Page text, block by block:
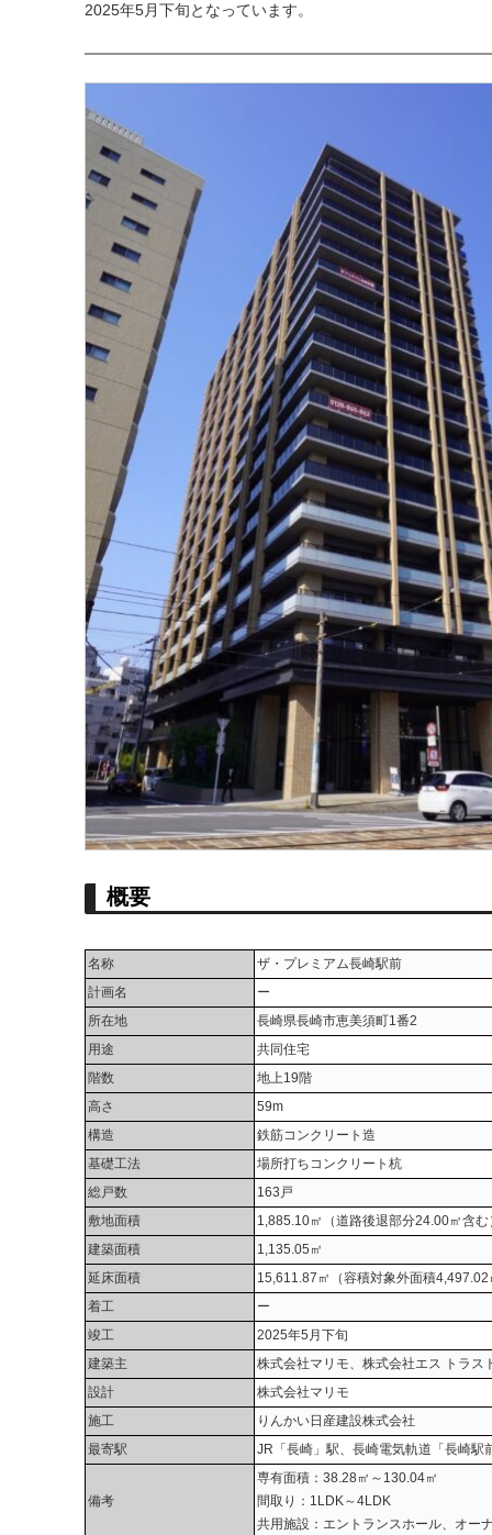
2025年5月下旬となっています。
概要
名称
ザ・プレミアム長崎駅前
計画名
ー
所在地
長崎県長崎市恵美須町1番2
用途
共同住宅
階数
地上19階
高さ
59m
構造
鉄筋コンクリート造
基礎工法
場所打ちコンクリート杭
総戸数
163戸
敷地面積
1,885.10㎡（道路後退部分24.00㎡含む
建築面積
1,135.05㎡
延床面積
15,611.87㎡（容積対象外面積4,497.02
着工
ー
竣工
2025年5月下旬
建築主
株式会社マリモ、株式会社エス トラス
設計
株式会社マリモ
施工
りんかい日産建設株式会社
最寄駅
JR「長崎」駅、長崎電気軌道「長崎駅
備考
専有面積：38.28㎡～130.04㎡
間取り：1LDK～4LDK
共用施設：エントランスホール、オー